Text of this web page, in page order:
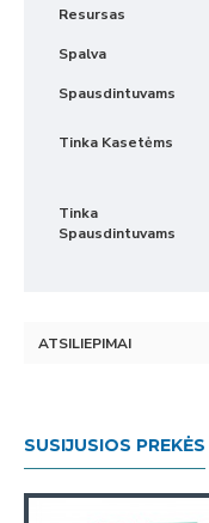
Resursas
Spalva
Spausdintuvams
Tinka Kasetėms
Tinka
Spausdintuvams
ATSILIEPIMAI
SUSIJUSIOS PREKĖS